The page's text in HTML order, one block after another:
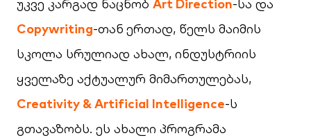
უკვე კარგად ნაცნობ Art Direction-სა და
Copywriting-თან ერთად, წელს მაიმის
სკოლა სრულიად ახალ, ინდუსტრიის
ყველაზე აქტუალურ მიმართულებას,
Creativity & Artificial Intelligence-ს
გთავაზობს. ეს ახალი პროგრამა